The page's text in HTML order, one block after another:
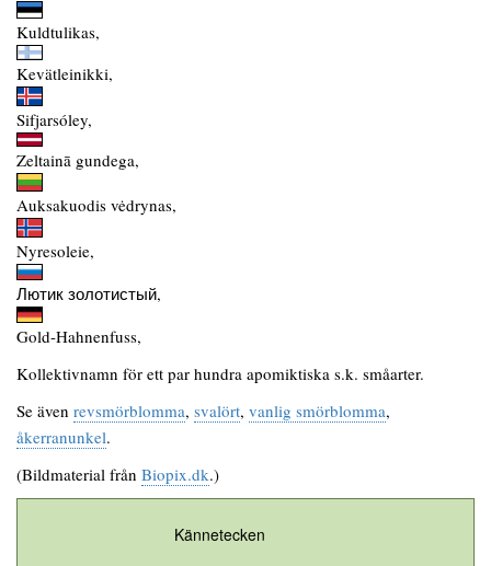
Kuldtulikas,
Kevätleinikki,
Sifjarsóley,
Zeltainā gundega,
Auksakuodis vėdrynas,
Nyresoleie,
Лютик золотистый,
Gold-Hahnenfuss,
Kollektivnamn för ett par hundra apomiktiska s.k. småarter.
Se även revsmörblomma, svalört, vanlig smörblomma,
åkerranunkel.
(Bildmaterial från Biopix.dk.)
Kännetecken